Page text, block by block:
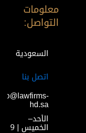
معلومات
التواصل:
السعودية
اتصل بنا
hd.sa
الأحد–
الخميس | 9